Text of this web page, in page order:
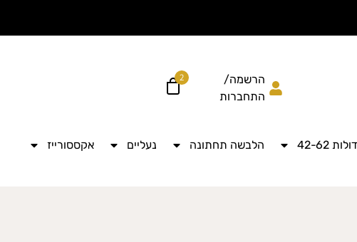
הרשמה/
התחברות
2
42-62 הלבשה תחתונה נעליים
אקססורייז